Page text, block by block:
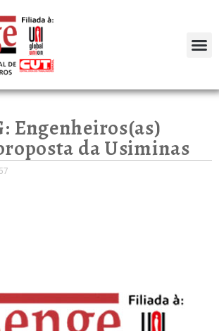
Engenheiros(as)
da Usiminas